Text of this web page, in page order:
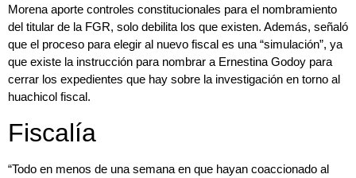
Morena aporte controles constitucionales para el nombramiento
del titular de la FGR, solo debilita los que existen. Además, señaló
que el proceso para elegir al nuevo fiscal es una “simulación”, ya
que existe la instrucción para nombrar a Ernestina Godoy para
cerrar los expedientes que hay sobre la investigación en torno al
huachicol fiscal.
Fiscalía
“Todo en menos de una semana en que hayan coaccionado al